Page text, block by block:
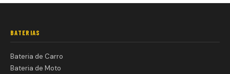
BATERIAS
Bateria de Carro
Bateria de Moto